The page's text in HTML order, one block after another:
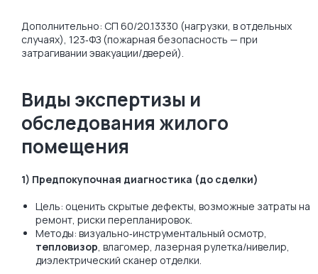
Дополнительно: СП 60/20.13330 (нагрузки, в отдельных
случаях), 123‑ФЗ (пожарная безопасность — при
затрагивании эвакуации/дверей).
Виды экспертизы и
обследования жилого
помещения
1) Предпокупочная диагностика (до сделки)
Цель: оценить скрытые дефекты, возможные затраты на
ремонт, риски перепланировок.
Методы: визуально‑инструментальный осмотр,
тепловизор, влагомер, лазерная рулетка/нивелир,
диэлектрический сканер отделки.